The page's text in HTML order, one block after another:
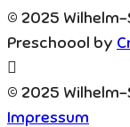
© 2025
Preschoool by
© 2025
Impressum